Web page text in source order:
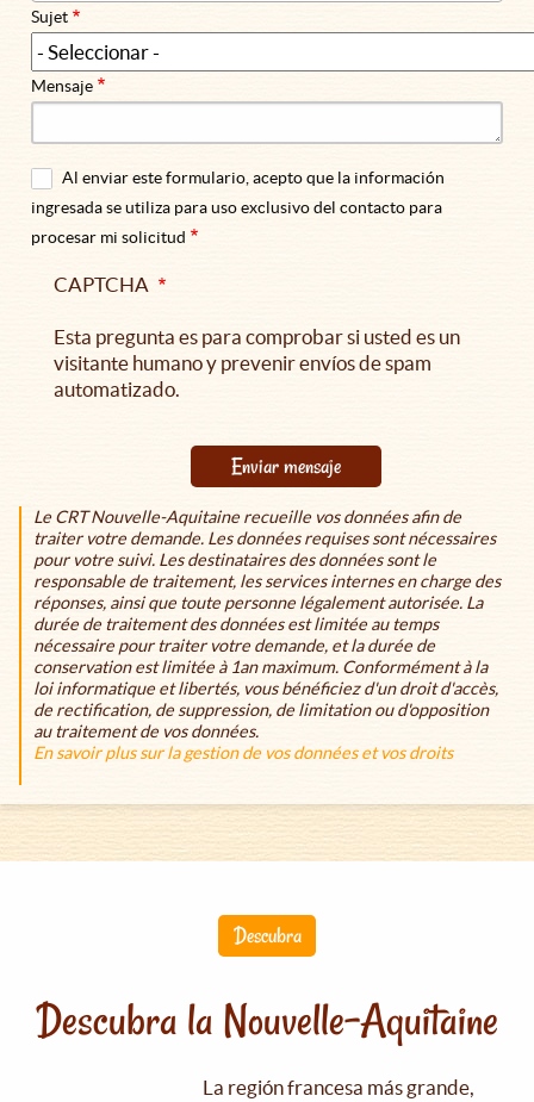
Sujet
Mensaje
Al enviar este formulario, acepto que la información
ingresada se utiliza para uso exclusivo del contacto para
procesar mi solicitud
CAPTCHA
Esta pregunta es para comprobar si usted es un
visitante humano y prevenir envíos de spam
automatizado.
Enviar mensaje
Le CRT Nouvelle-Aquitaine recueille vos données afin de
traiter votre demande. Les données requises sont nécessaires
pour votre suivi. Les destinataires des données sont le
responsable de traitement, les services internes en charge des
réponses, ainsi que toute personne légalement autorisée. La
durée de traitement des données est limitée au temps
nécessaire pour traiter votre demande, et la durée de
conservation est limitée à 1an maximum. Conformément à la
loi informatique et libertés, vous bénéficiez d'un droit d'accès,
de rectification, de suppression, de limitation ou d'opposition
au traitement de vos données.
En savoir plus sur la gestion de vos données et vos droits
Descubra
Descubra la Nouvelle-Aquitaine
La región francesa más grande,